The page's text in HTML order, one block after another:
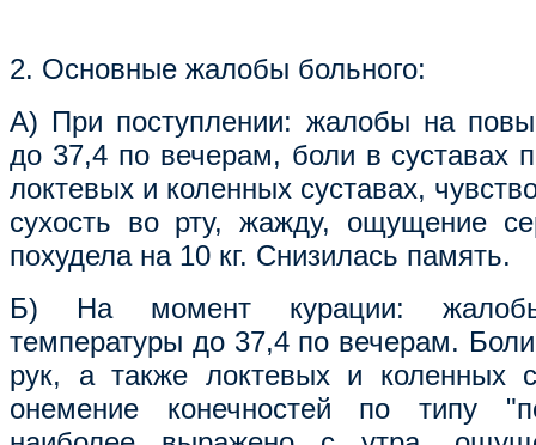
2. Основные жалобы больного:
А) При поступлении: жалобы на
до 37,4 по вечерам, боли в суставах
локтевых и коленных суставах,
сухость во рту, жажду, ощущение
похудела на 10 кг. Снизилась память.
Б) На момент курации:
температуры до 37,4 по вечерам.
рук, а также локтевых и коленных
онемение конечностей по типу